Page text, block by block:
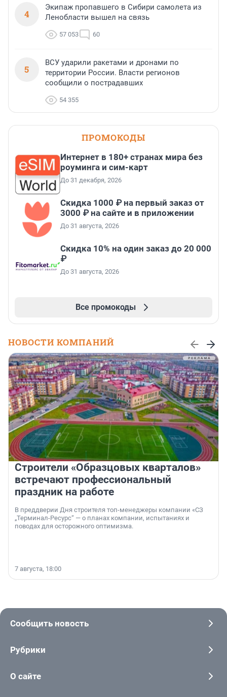
4
Экипаж пропавшего в Сибири самолета из
Ленобласти вышел на связь
57 053 60
5
ВСУ ударили ракетами и дронами по
территории России. Власти регионов
сообщили о пострадавших
54 355
ПРОМОКОДЫ
Интернет в 180+ странах мира без
роуминга и сим-карт
До 31 декабря, 2026
Скидка 1000 ₽ на первый заказ от
3000 ₽ на сайте и в приложении
До 31 августа, 2026
Скидка 10% на один заказ до 20 000
₽
До 31 августа, 2026
Все промокоды
НОВОСТИ КОМПАНИЙ
Строители «Образцовых кварталов»
встречают профессиональный
праздник на работе
В преддверии Дня строителя топ-менеджеры компании «СЗ
„Терминал-Ресурс“ — о планах компании, испытаниях и
поводах для осторожного оптимизма.
7 августа, 18:00
Сообщить новость
Рубрики
О сайте